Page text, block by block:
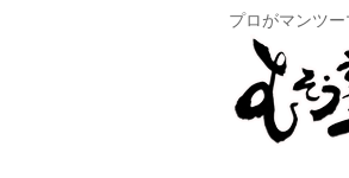
プロがマンツ